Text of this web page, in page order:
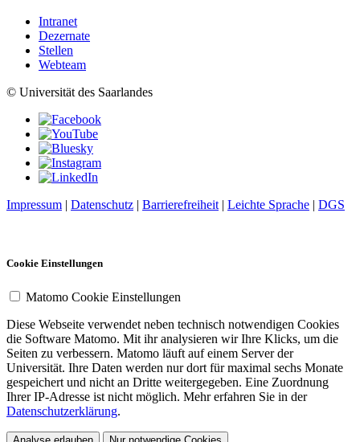
Intranet
Dezernate
Stellen
Webteam
© Universität des Saarlandes
Impressum | Datenschutz | Barrierefreiheit | Leichte Sprache | DGS
Cookie Einstellungen
Matomo Cookie Einstellungen
Diese Webseite verwendet neben technisch notwendigen Cookies
die Software Matomo. Mit ihr analysieren wir Ihre Klicks, um die
Seiten zu verbessern. Matomo läuft auf einem Server der
Universität. Ihre Daten werden nur dort für maximal sechs Monate
gespeichert und nicht an Dritte weitergegeben. Eine Zuordnung
Ihrer IP-Adresse ist nicht möglich. Mehr erfahren Sie in der
Datenschutzerklärung.